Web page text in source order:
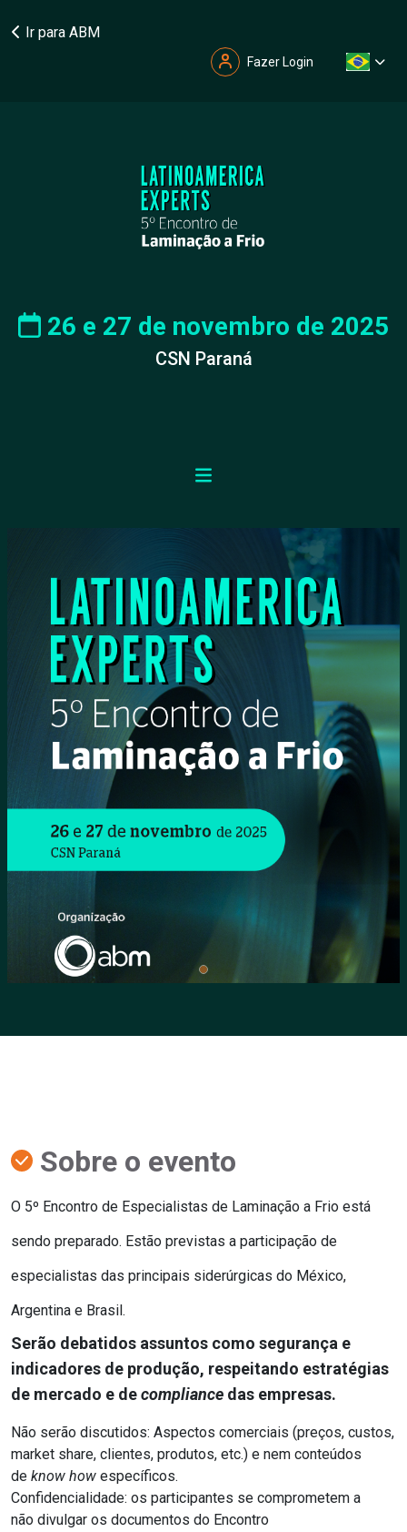
Ir para ABM
Fazer Login
26 e 27 de novembro de 2025
CSN Paraná
Sobre o evento
O 5º Encontro de Especialistas de Laminação a Frio está
sendo preparado. Estão previstas a participação de
especialistas das principais siderúrgicas do México,
Argentina e Brasil.
Serão debatidos assuntos como segurança e
indicadores de produção, respeitando estratégias
de mercado e decompliance das empresas.
Não serão discutidos: Aspectos comerciais (preços, custos,
market share, clientes, produtos, etc.) e nem conteúdos
de know how específicos.
Confidencialidade: os participantes se comprometem a
não divulgar os documentos do Encontro